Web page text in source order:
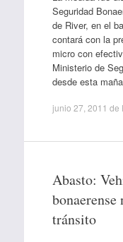
Seguridad
de River, en el
contará con la
micro con
Ministerio de
desde esta
junio 27, 2011 de
Abasto:
bonaerense
tránsito